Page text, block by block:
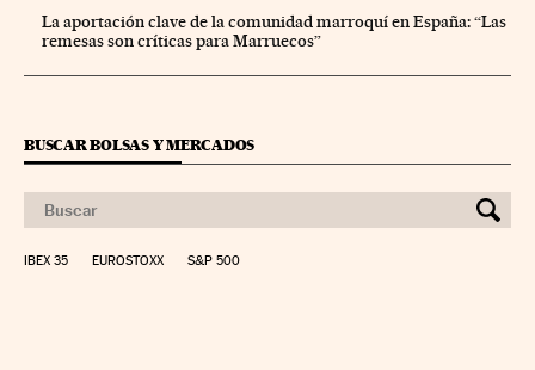
La aportación clave de la comunidad marroquí en España: “Las
remesas son críticas para Marruecos”
BUSCAR BOLSAS Y MERCADOS
IBEX 35 EUROSTOXX S&P 500